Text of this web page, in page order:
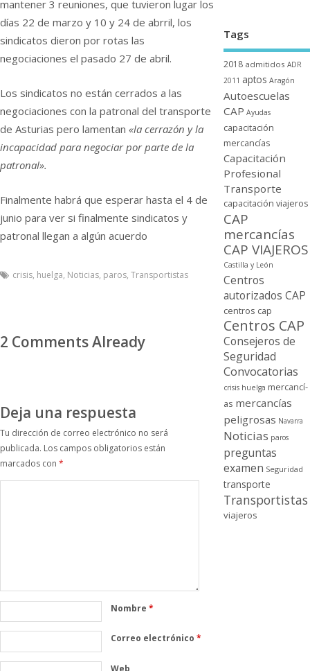
mantener 3 reuniones, que tuvieron lugar los
dí­as 22 de marzo y 10 y 24 de abrril, los
sindicatos dieron por rotas las
negociaciones el pasado 27 de abril.
Los sindicatos no están cerrados a las
negociaciones con la patronal del transporte
de Asturias pero lamentan «la cerrazón y la
incapacidad para negociar por parte de la
patronal».
Finalmente habrá que esperar hasta el 4 de
junio para ver si finalmente sindicatos y
patronal llegan a algún acuerdo
crisis, huelga, Noticias, paros, Transportistas
2 Comments Already
Deja una respuesta
Tu dirección de correo electrónico no será
publicada. Los campos obligatorios están
marcados con *
Nombre*
Correo electrónico*
Tags
2018 admitidos ADR
2011 aptos Aragón
Autoescuelas
CAP Ayudas
capacitación
mercancí­as
Capacitación
Profesional
Transporte
capacitación viajeros
CAP
mercancí­as
CAP VIAJEROS
Castilla y León
Centros
autorizados CAP
centros cap
Centros CAP
Consejeros de
Seguridad
Convocatorias
crisis huelga mercancí­
as mercancí­as
peligrosas Navarra
Noticias paros
preguntas
examen Seguridad
transporte
Transportistas
viajeros